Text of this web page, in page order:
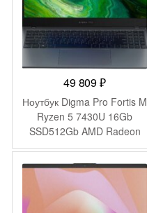
49 809₽
Ноутбук Digma Pro Fortis M
Ryzen 5 7430U 16Gb
SSD512Gb AMD Radeon
Graphics 15.6″ IPS FHD
(1920×1080) Windows 11
Pro grey WiFi BT Cam
4250mAh (DN15R5-
ADXW07)